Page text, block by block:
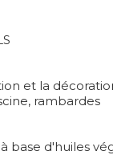
et la
rambardes
base d'huiles